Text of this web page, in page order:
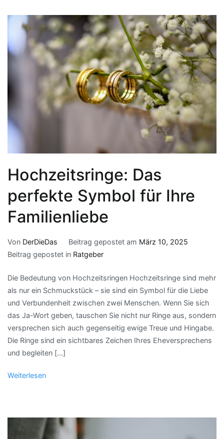
Hochzeitsringe: Das
perfekte Symbol für Ihre
Familienliebe
Von DerDieDas Beitrag gepostet am März 10, 2025
Beitrag gepostet in Ratgeber
Die Bedeutung von Hochzeitsringen Hochzeitsringe sind mehr
als nur ein Schmuckstück – sie sind ein Symbol für die Liebe
und Verbundenheit zwischen zwei Menschen. Wenn Sie sich
das Ja-Wort geben, tauschen Sie nicht nur Ringe aus, sondern
versprechen sich auch gegenseitig ewige Treue und Hingabe.
Die Ringe sind ein sichtbares Zeichen Ihres Eheversprechens
und begleiten […]
Weiterlesen